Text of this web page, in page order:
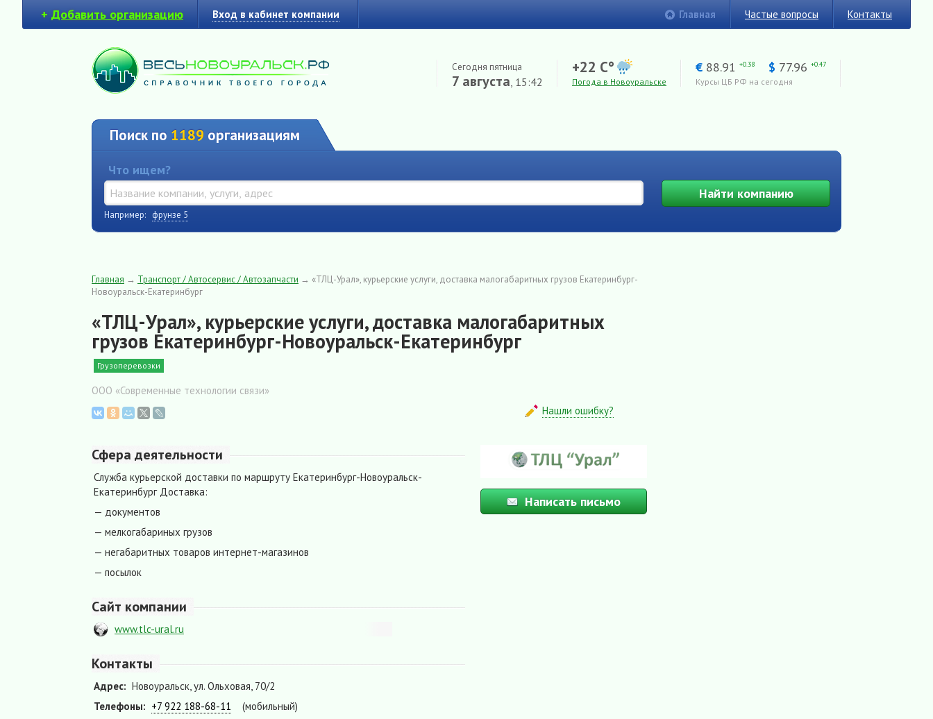
+ Добавить организацию Вход в кабинет компании Главная Частые вопросы Контакты
Сегодня пятница
7 августа, 15:42
+22 C°
Погода в Новоуральске
€ 88.91 +0.38 $ 77.96 +0.47
Курсы ЦБ РФ на сегодня
Поиск по 1189 организациям
Что ищем?
Найтикомпанию
Например: фрунзе 5
Главная → Транспорт / Автосервис / Автозапчасти → «ТЛЦ-Урал», курьерские услуги, доставка малогабаритных грузов Екатеринбург-
Новоуральск-Екатеринбург
«ТЛЦ-Урал», курьерские услуги, доставка малогабаритных
грузов Екатеринбург-Новоуральск-Екатеринбург
Грузоперевозки
ООО «Современные технологии связи»
Нашли ошибку?
Сфера деятельности
Служба курьерской доставки по маршруту Екатеринбург-Новоуральск-
Екатеринбург Доставка:
— документов
— мелкогабариных грузов
— негабаритных товаров интернет-магазинов
— посылок
Сайт компании
www.tlc-ural.ru
Контакты
Адрес: Новоуральск, ул. Ольховая, 70/2
Телефоны: +7 922 188-68-11
(мобильный)
Написать письмо